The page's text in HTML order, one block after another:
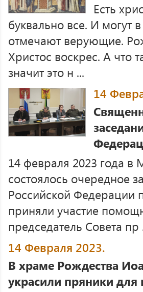
Есть
буквально все. И могут
отмечают верующие.
Христос воскрес. А что
значит это н ...
14
14 февраля 2023 года
состоялось очередное
Российской Федерации
приняли участие
председатель Совета пр
14 Февраля 2023.
В храме Рождества
украсили пряники